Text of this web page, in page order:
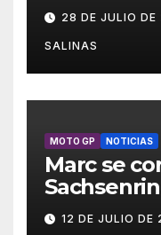
28 DE JULIO
SALINAS
MOTO GP NOTICIAS
Marc se
12 DE JULIO DE